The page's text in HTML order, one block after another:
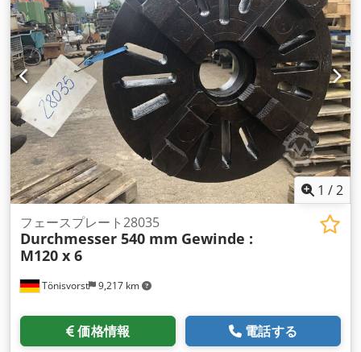
1 /2
Tönisvorst 9,217 km
フェースプレート28035
Durchmesser 540 mm Gewinde :
M120 x 6
価格情報 電話する